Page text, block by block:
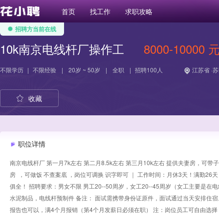
首页 找工作 求职攻略
招聘方当前在线
10k南京电线杆厂操作工 8000-10000
不限学历 | 不限经验 | 20岁 ~ 50岁 | 全职 | 招聘100人 江苏省 ·
收藏
职位详情
南京电线杆厂 第一月7k左右 第二月8.5k左右 第三月10k左右 提供夫妻房，可
房 ，可做饭 不查案底 ，岗位可调换 识字即可 ｜ 工作时间：月休3天！满勤26
俱全！ 招聘要求：男女不限 男工20--50周岁，女工20--45周岁（女工主要是在
水泥制品，电线杆预制件 备注： 面试需携带身份证原件，面试通过当天安排住
报告也可以，满4个月报销（第4个月发薪日必须在职） 注：岗位员工可自由选